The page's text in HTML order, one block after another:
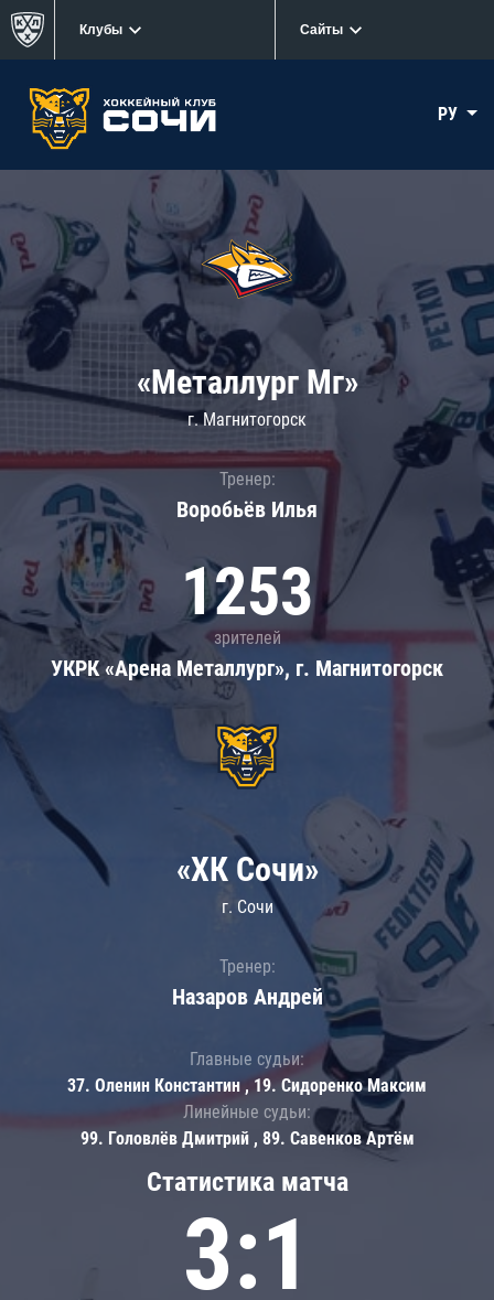
Клубы Сайты
РУ
«Металлург Мг»
г. Магнитогорск
Тренер:
Воробьёв Илья
1253
зрителей
УКРК «Арена Металлург», г. Магнитогорск
Статистика матча
3:1
«ХК Сочи»
г. Сочи
Тренер:
Назаров Андрей
Главные судьи:
37. Оленин Константин , 19. Сидоренко Максим
Линейные судьи:
99. Головлёв Дмитрий , 89. Савенков Артём